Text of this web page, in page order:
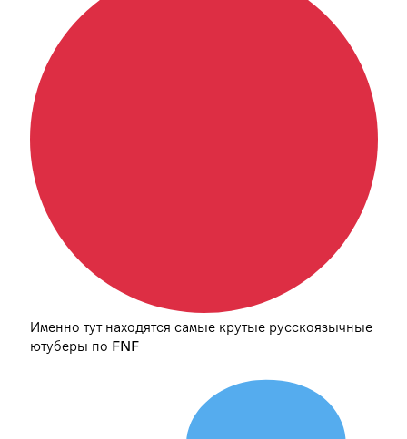
Именно тут находятся самые крутые русскоязычные
ютуберы по FNF